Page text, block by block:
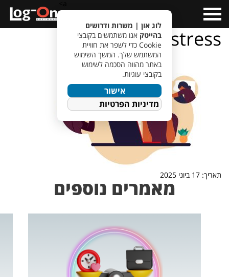
Menu
stress
תאריך: 17 ביוני 2025
מאמרים נוספים
לוג און | משרות ודרושים
בהייטק אנו משתמשים בקובצי
Cookie כדי לשפר את חוויית
המשתמש שלך. המשך השימוש
באתר מהווה הסכמה לשימוש
בקובצי עוגיות.
אישור
מדיניות הפרטיות